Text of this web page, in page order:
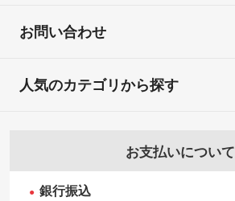
お問い合わせ
お支払いについて
銀行振込
人気のカテゴリから探す